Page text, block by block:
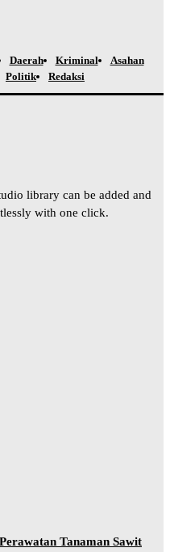
Daerah Kriminal
Asahan
Politik Redaksi
library can be added and
with one click.
Tanaman Sawit